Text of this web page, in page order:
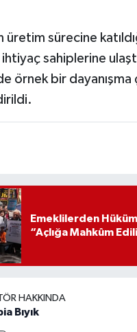
sürecine
sahiplerine
örnek bir dayanışma
Emeklilerden
“Açlığa Mahkûm
HAKKINDA
Bıyık